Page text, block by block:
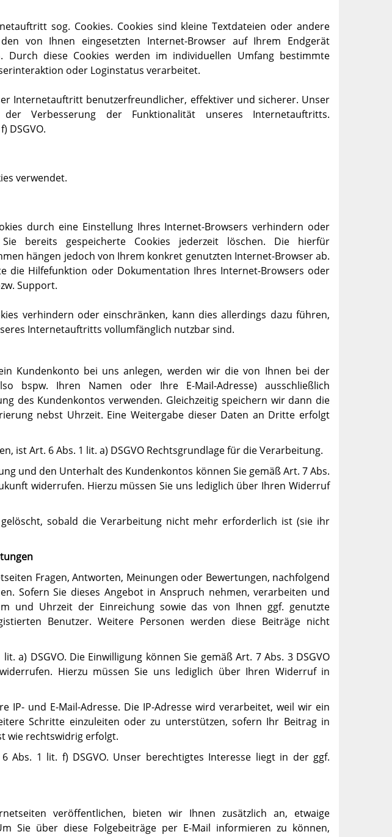
sog. Cookies. Cookies sind kleine Textdateien oder andere
von Ihnen eingesetzten Internet-Browser auf Ihrem Endgerät
Durch diese Cookies werden im individuellen Umfang bestimmte
oder Loginstatus verarbeitet.
Internetauftritt benutzerfreundlicher, effektiver und sicherer. Unser
Verbesserung der Funktionalität unseres Internetauftritts.
DSGVO.
verwendet.
durch eine Einstellung Ihres Internet-Browsers verhindern oder
Sie bereits gespeicherte Cookies jederzeit löschen. Die hierfür
hängen jedoch von Ihrem konkret genutzten Internet-Browser ab.
die Hilfefunktion oder Dokumentation Ihres Internet-Browsers oder
Support.
verhindern oder einschränken, kann dies allerdings dazu führen,
Internetauftritts vollumfänglich nutzbar sind.
Kundenkonto bei uns anlegen, werden wir die von Ihnen bei der
bspw. Ihren Namen oder Ihre E-Mail-Adresse) ausschließlich
des Kundenkontos verwenden. Gleichzeitig speichern wir dann die
nebst Uhrzeit. Eine Weitergabe dieser Daten an Dritte erfolgt
ist Art. 6 Abs. 1 lit. a) DSGVO Rechtsgrundlage für die Verarbeitung.
und den Unterhalt des Kundenkontos können Sie gemäß Art. 7 Abs.
widerrufen. Hierzu müssen Sie uns lediglich über Ihren Widerruf
sobald die Verarbeitung nicht mehr erforderlich ist (sie ihr
Fragen, Antworten, Meinungen oder Bewertungen, nachfolgend
Sofern Sie dieses Angebot in Anspruch nehmen, verarbeiten und
und Uhrzeit der Einreichung sowie das von Ihnen ggf. genutzte
Benutzer. Weitere Personen werden diese Beiträge nicht
a) DSGVO. Die Einwilligung können Sie gemäß Art. 7 Abs. 3 DSGVO
Hierzu müssen Sie uns lediglich über Ihren Widerruf in
IP- und E-Mail-Adresse. Die IP-Adresse wird verarbeitet, weil wir ein
Schritte einzuleiten oder zu unterstützen, sofern Ihr Beitrag in
wie rechtswidrig erfolgt.
Abs. 1 lit. f) DSGVO. Unser berechtigtes Interesse liegt in der ggf.
veröffentlichen, bieten wir Ihnen zusätzlich an, etwaige
Sie über diese Folgebeiträge per E-Mail informieren zu können,